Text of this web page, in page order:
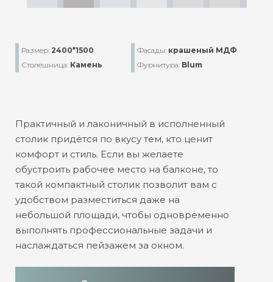
Фурнитура: Blum
Практичный и лаконичный в исполненный
столик придётся по вкусу тем, кто ценит
комфорт и стиль. Если вы желаете
обустроить рабочее место на балконе, то
такой компактный столик позволит вам с
удобством разместиться даже на
небольшой площади, чтобы одновременно
выполнять профессиональные задачи и
наслаждаться пейзажем за окном.
Столешница: Камень
Фасады: крашеный МДФ
Размер: 2400*1500